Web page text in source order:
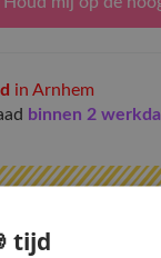
in Arnhem
binnen 2
tijd